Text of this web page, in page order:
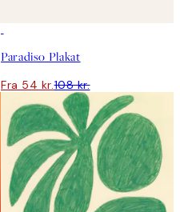
Paradiso Plakat
Fra 54 kr.108 kr.